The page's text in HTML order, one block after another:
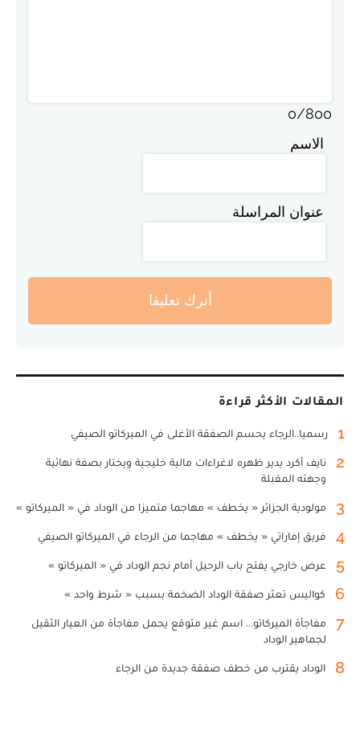
0/800
الاسم
عنوان المراسلة
أترك تعليقا
المقالات الأكثر قراءة
1 رسميا..الرجاء يحسم الصفقة الأغلى في الميركاتو الصيفي
2
نايف أكرد يدير ظهره لاغراءات مالية خليجية ويختار بصفة نهائية
وجهته المقبلة
3 مولودية الجزائر « يخطف » مهاجما متميزا من الوداد في « الميركاتو »
4 فريق إماراتي « يخطف » مهاجما من الرجاء في الميركاتو الصيفي
5 عرض خارجي يفتح باب الرحيل أمام نجم الوداد في « الميركاتو »
6 كواليس تعثر صفقة الوداد الضخمة بسبب « شرط واحد »
7
مفاجأة الميركاتو... اسم غير متوقع يحمل مفاجأة من العيار الثقيل
لجماهير الوداد
8 الوداد يقترب من خطف صفقة جديدة من الرجاء